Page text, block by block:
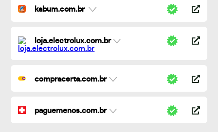
kabum.com.br
loja.electrolux.com.br
compracerta.com.br
paguemenos.com.br